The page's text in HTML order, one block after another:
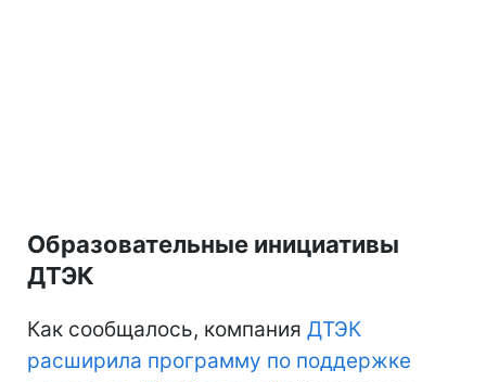
Образовательные инициативы
ДТЭК
Как сообщалось, компания ДТЭК
расширила программу по поддержке